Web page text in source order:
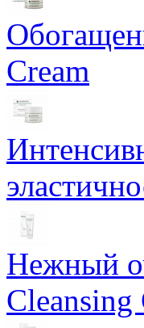
Cream
Нежный
Cleansing